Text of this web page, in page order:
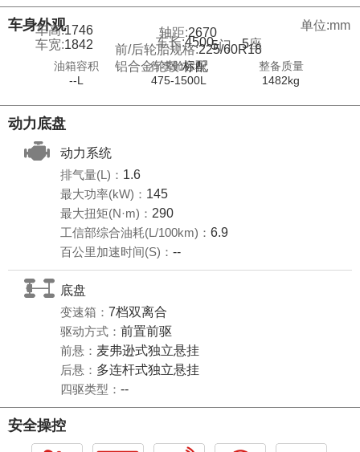
车身外观
单位:mm
车长:4500
车宽:1842 5座
5门
车高:1746 轴距:2670
前/后轮胎规格:225/60R18
铝合金轮毂:标配
油箱容积
--L
行李舱容积
475-1500L
整备质量
1482kg
动力底盘
动力系统
排气量(L)： 1.6
最大功率(kW)： 145
最大扭矩(N·m)： 290
工信部综合油耗(L/100km)： 6.9
百公里加速时间(S)： --
底盘
变速箱： 7档双离合
驱动方式： 前置前驱
前悬： 麦弗逊式独立悬挂
后悬： 多连杆式独立悬挂
四驱类型： --
安全操控